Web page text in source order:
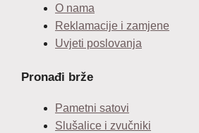
O nama
Reklamacije i zamjene
Uvjeti poslovanja
Pronađi brže
Pametni satovi
Slušalice i zvučniki